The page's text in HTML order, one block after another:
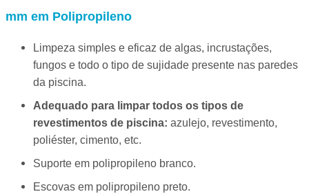
mm em Polipropileno
Limpeza simples e eficaz de algas, incrustações,
fungos e todo o tipo de sujidade presente nas paredes
da piscina.
Adequado para limpar todos os tipos de
revestimentos de piscina: azulejo, revestimento,
poliéster, cimento, etc.
Suporte em polipropileno branco.
Escovas em polipropileno preto.